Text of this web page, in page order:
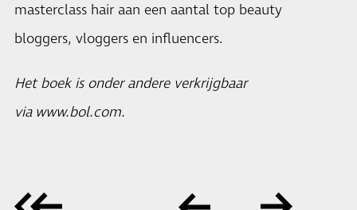
masterclass hair aan een aantal top beauty
bloggers, vloggers en influencers.
Het boek is onder andere verkrijgbaar
via www.bol.com.